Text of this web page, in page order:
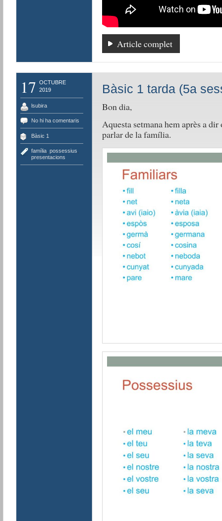
Article complet
17 OCTUBRE
2019
lsubira
No hi ha comentaris
Bàsic 1
família, possessius
presentacions
Bàsic 1 tarda (5a
Bon dia,
Aquesta setmana hem après a
parlar de la família.